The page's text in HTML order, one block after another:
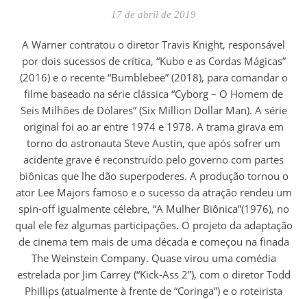
17 de abril de 2019
A Warner contratou o diretor Travis Knight, responsável
por dois sucessos de crítica, “Kubo e as Cordas Mágicas”
(2016) e o recente “Bumblebee” (2018), para comandar o
filme baseado na série clássica “Cyborg – O Homem de
Seis Milhões de Dólares” (Six Million Dollar Man). A série
original foi ao ar entre 1974 e 1978. A trama girava em
torno do astronauta Steve Austin, que após sofrer um
acidente grave é reconstruído pelo governo com partes
biônicas que lhe dão superpoderes. A produção tornou o
ator Lee Majors famoso e o sucesso da atração rendeu um
spin-off igualmente célebre, “A Mulher Biônica”(1976), no
qual ele fez algumas participações. O projeto da adaptação
de cinema tem mais de uma década e começou na finada
The Weinstein Company. Quase virou uma comédia
estrelada por Jim Carrey (“Kick-Ass 2”), com o diretor Todd
Phillips (atualmente à frente de “Coringa”) e o roteirista